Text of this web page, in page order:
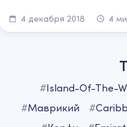
4 декабря 2018 4
#Island-Of-The-
#Маврикий #